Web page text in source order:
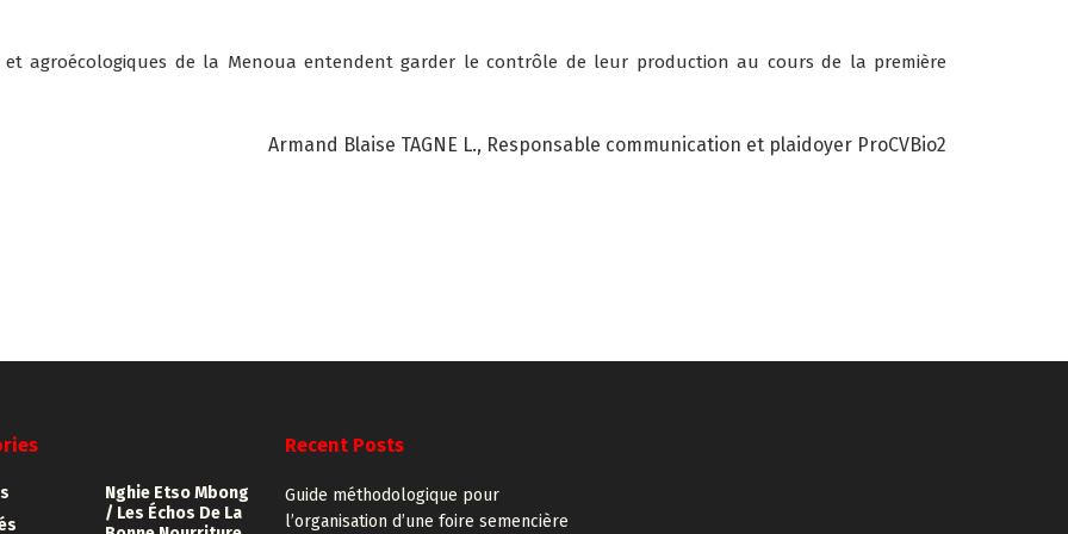
et agroécologiques de la Menoua entendent garder le contrôle de leur production au cours de la première
Armand Blaise TAGNE L., Responsable communication et plaidoyer ProCVBio2
Nghie Etso Mbong
/ Les Échos De La
Recent Posts
Guide méthodologique pour
l’organisation d’une foire semencière